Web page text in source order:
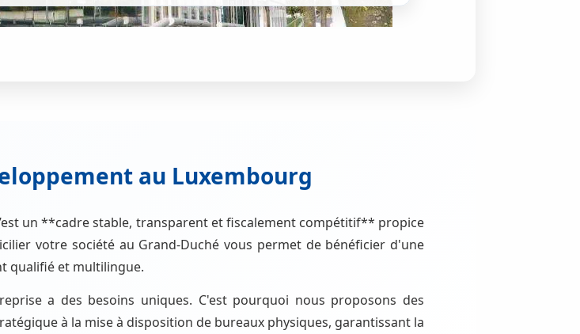
au Luxembourg
un **cadre stable, transparent et fiscalement compétitif** propice
votre société au Grand-Duché vous permet de bénéficier d'une
qualifié et multilingue.
a des besoins uniques. C'est pourquoi nous proposons des
à la mise à disposition de bureaux physiques, garantissant la